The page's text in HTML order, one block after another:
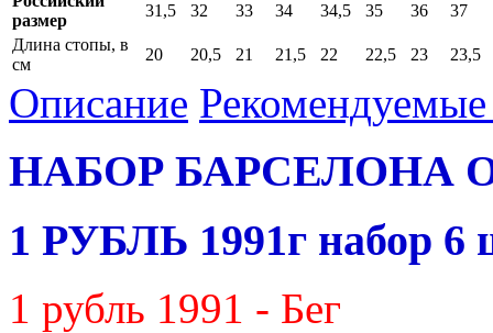
размер
31,5 32 33 34 34,5 35 36
37
Длина стопы, в
см
20 20,5 21 21,5 22 22,5 23 23,5
Описание
НАБОР БАРСЕЛОНА
1 РУБЛЬ 1991г набор 6
1 рубль 1991 - Бег